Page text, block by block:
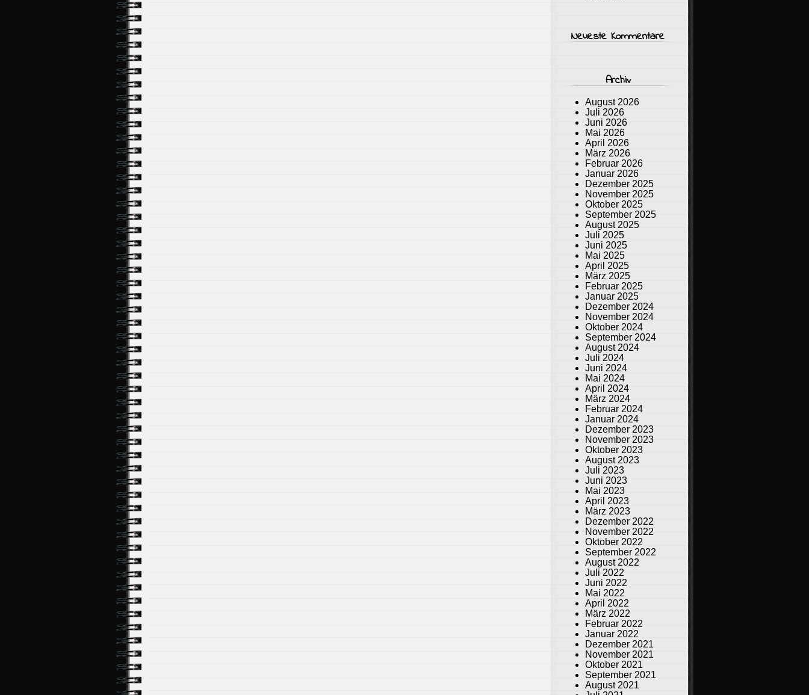
Neueste Kommentare
Archiv
August 2026
Juli 2026
Juni 2026
Mai 2026
April 2026
März 2026
Februar 2026
Januar 2026
Dezember 2025
November 2025
Oktober 2025
September 2025
August 2025
Juli 2025
Juni 2025
Mai 2025
April 2025
März 2025
Februar 2025
Januar 2025
Dezember 2024
November 2024
Oktober 2024
September 2024
August 2024
Juli 2024
Juni 2024
Mai 2024
April 2024
März 2024
Februar 2024
Januar 2024
Dezember 2023
November 2023
Oktober 2023
August 2023
Juli 2023
Juni 2023
Mai 2023
April 2023
März 2023
Dezember 2022
November 2022
Oktober 2022
September 2022
August 2022
Juli 2022
Juni 2022
Mai 2022
April 2022
März 2022
Februar 2022
Januar 2022
Dezember 2021
November 2021
Oktober 2021
September 2021
August 2021